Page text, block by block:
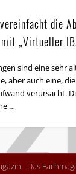
die
„Virtueller
sind eine sehr
aber auch eine,
verursacht.
…
- Das